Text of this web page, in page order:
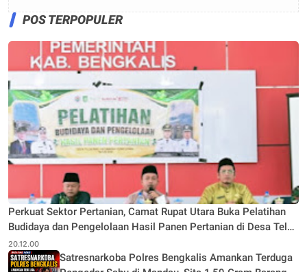
POS TERPOPULER
Perkuat Sektor Pertanian, Camat Rupat Utara Buka Pelatihan
Budidaya dan Pengelolaan Hasil Panen Pertanian di Desa Teluk
Rhu
20.12.00
Satresnarkoba Polres Bengkalis Amankan Terduga